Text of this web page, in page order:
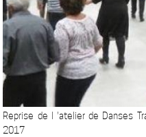
Reprise de l 'atelier de Danses
2017